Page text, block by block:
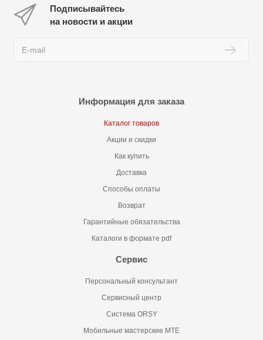
Подписывайтесь
на новости и акции
Информация для заказа
Каталог товаров
Акции и скидки
Как купить
Доставка
Способы оплаты
Возврат
Гарантийные обязательства
Каталоги в формате pdf
Сервис
Персональный консультант
Сервисный центр
Система ORSY
Мобильные мастерские MTE